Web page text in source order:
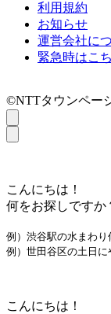
利用規約
お知らせ
運営会社に
緊急時はこ
©NTTタウンペー
こんにちは！
何をお探しですか
例）渋谷駅の水まわり
例）世田谷区の土日
こんにちは！